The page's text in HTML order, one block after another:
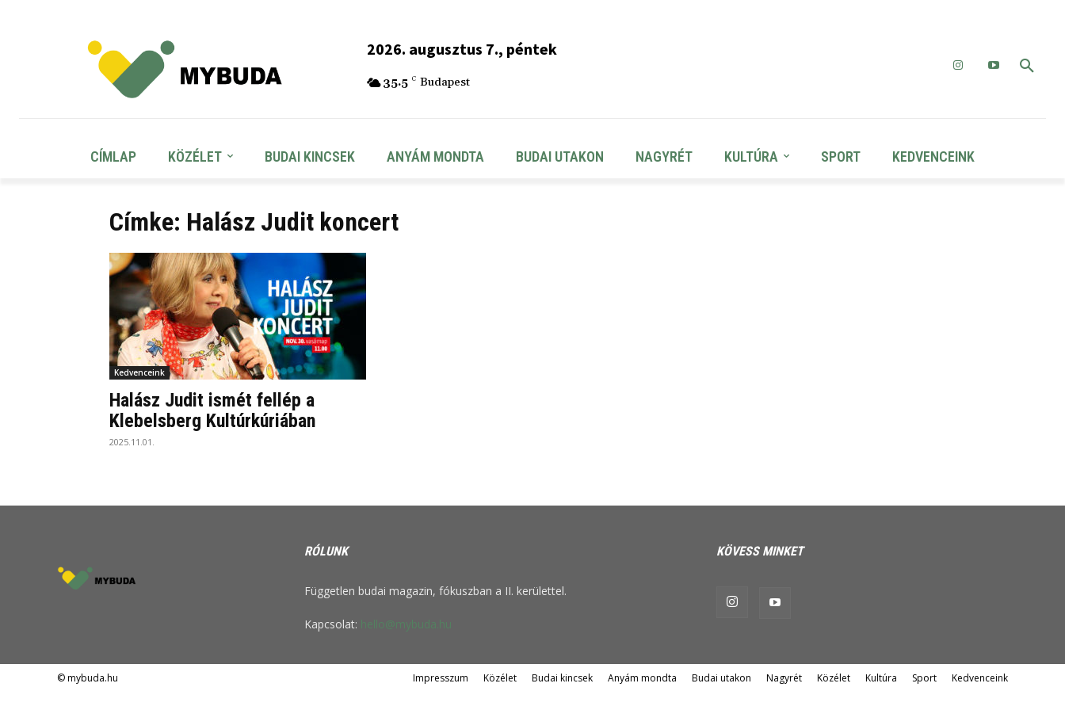
2026. augusztus 7., péntek
35.5 C Budapest
CÍMLAP KÖZÉLET BUDAI KINCSEK ANYÁM MONDTA BUDAI UTAKON NAGYRÉT KULTÚRA SPORT KEDVENCEINK
Címke: Halász Judit koncert
Kedvenceink
Halász Judit ismét fellép a
Klebelsberg Kultúrkúriában
2025.11.01.
RÓLUNK
Független budai magazin, fókuszban a II. kerülettel.
Kapcsolat: hello@mybuda.hu
KÖVESS MINKET
Impresszum Közélet Budai kincsek Anyám mondta Budai utakon Nagyrét Közélet Kultúra Sport Kedvenceink
© mybuda.hu